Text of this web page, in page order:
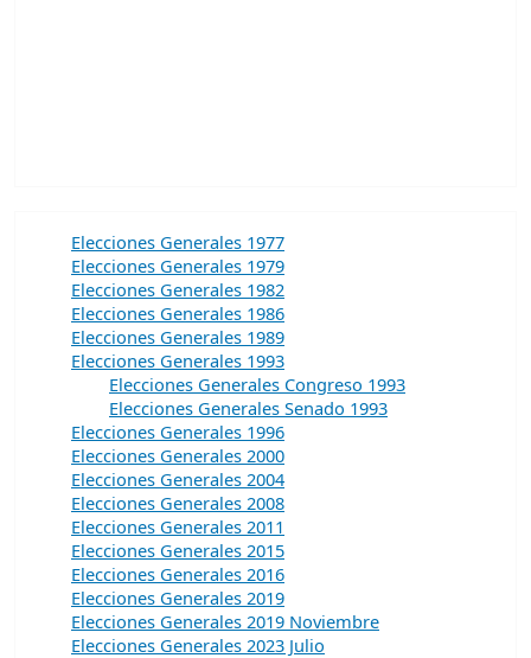
Elecciones Generales 1977
Elecciones Generales 1979
Elecciones Generales 1982
Elecciones Generales 1986
Elecciones Generales 1989
Elecciones Generales 1993
Elecciones Generales Congreso 1993
Elecciones Generales Senado 1993
Elecciones Generales 1996
Elecciones Generales 2000
Elecciones Generales 2004
Elecciones Generales 2008
Elecciones Generales 2011
Elecciones Generales 2015
Elecciones Generales 2016
Elecciones Generales 2019
Elecciones Generales 2019 Noviembre
Elecciones Generales 2023 Julio